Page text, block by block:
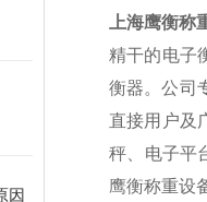
因
上海鹰衡
精干的电子
衡器。公司
直接用户及
秤、电子平
鹰衡称重设